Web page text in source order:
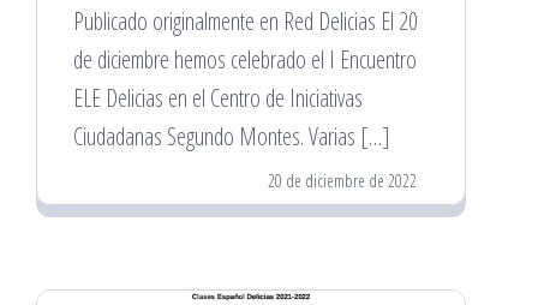
Publicado originalmente en Red Delicias El 20
de diciembre hemos celebrado el I Encuentro
ELE Delicias en el Centro de Iniciativas
Ciudadanas Segundo Montes. Varias […]
20 de diciembre de 2022